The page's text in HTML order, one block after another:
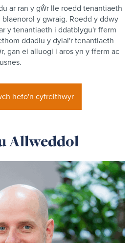
ar ran y gŵr lle roedd tenantiaeth
y gwraig. Roedd y ddwy
y tenantiaeth i ddatblygu'r fferm
ddadlu y dylai'r tenantiaeth
gan ei alluogi i aros yn y fferm ac
hefo'n cyfreithwyr
Allweddol